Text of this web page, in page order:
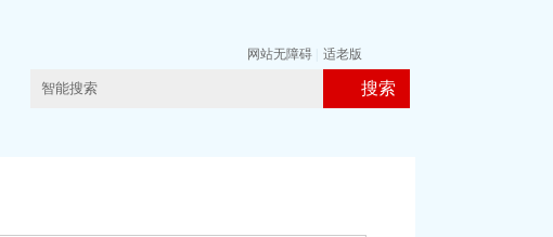
搜索
网站无障碍 适老版